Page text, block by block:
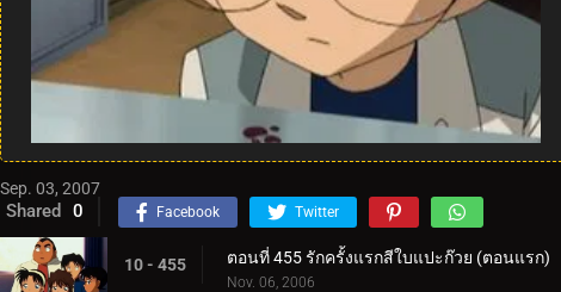
Sep. 03, 2007
Shared 0 Facebook Twitter
10 - 455 ตอนที่ 455 รักครั้งแรกสีใบแปะก๊วย (ตอนแรก)
Nov. 06, 2006